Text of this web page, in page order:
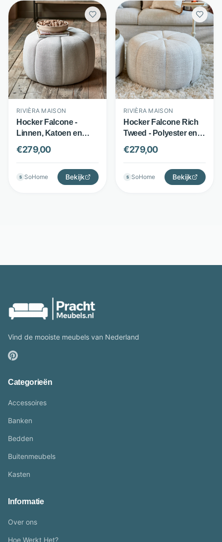
RIVIÈRA MAISON
Hocker Falcone -
Linnen, Katoen en
Viscose - Ronde
Knoop en Stiksels -
Beige - Rivièra Maison
€279,00
S SoHome Bekijk
RIVIÈRA MAISON
Hocker Falcone Rich
Tweed - Polyester en
rubberhout - Ronde
hocker met
knoopdetail - Wit -
Rivièra Maison
€279,00
S SoHome Bekijk
Vind de mooiste meubels van Nederland
Categorieën
Accessoires
Banken
Bedden
Buitenmeubels
Kasten
Informatie
Over ons
Hoe Werkt Het?